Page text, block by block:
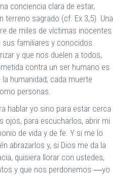
conciencia clara de estar,
terreno sagrado (cf. Ex 3,5). Una
de miles de víctimas inocentes
familiares y conocidos.
y que nos duelen a todos,
contra un ser humano es
humanidad; cada muerte
personas.
hablar yo sino para estar cerca
ojos, para escucharlos, abrir mi
de vida y de fe. Y si me lo
abrazarlos y, si Dios me da la
quisiera llorar con ustedes,
y que nos perdonemos ―yo